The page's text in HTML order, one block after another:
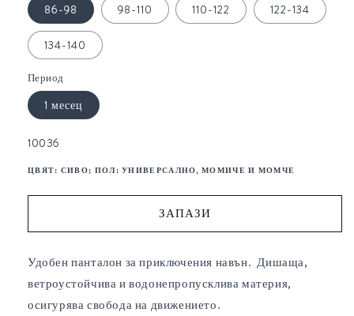
86-98 98-110 110-122 122-134
134-140
Период
1 месец
SKU:
10036
ЦВЯТ: СИВО; ПОЛ:УНИВЕРСАЛНО, МОМИЧЕ И МОМЧЕ
ЗАПАЗИ
Удобен панталон за приключения навън. Дишаща,
ветроустойчива и водонепропусклива материя,
осигурява свобода на движението.